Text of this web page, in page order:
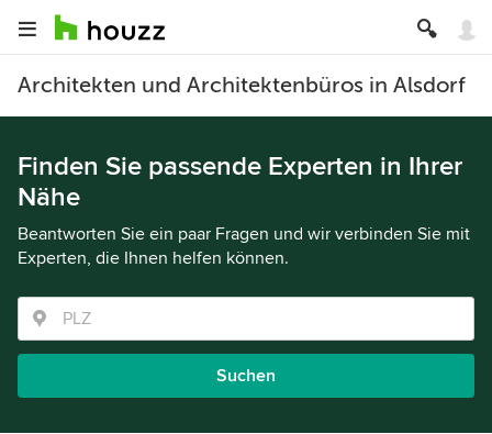
Architekten und Architektenbüros in Alsdorf
Finden Sie passende Experten in Ihrer
Nähe
Beantworten Sie ein paar Fragen und wir verbinden Sie mit
Experten, die Ihnen helfen können.
Suchen